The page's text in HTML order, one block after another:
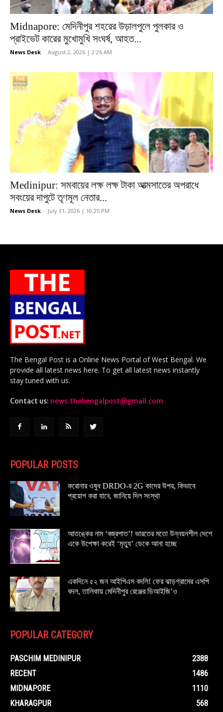
Midnapore: মেদিনীপুর শহরের উড়ালপুলে পুলকার ও
প্রাইভেট কারের মুখোমুখি সংঘর্ষ, আহত...
News Desk - August 2, 2026 | 2:26 AM
Medinipur: সমবায়ের লক্ষ লক্ষ টাকা আত্মসাতের অপরাধে
সবংয়ের দাপুটে তৃণমূল নেতার...
News Desk - July 31, 2026 | 10:25 PM
The Bengal Post is a Online News Portal of West Bengal. We
provide all latest news here. To get all latest news instantly
stay tuned with us.
Contact us: news.thebengalpost@gmail.com
POPULAR POSTS
করোনার ওষুধ DRDO-র 2G কাদের উপর, কিভাবে
প্রয়োগ করা যাবে, জানিয়ে দিল সংস্থা
আতঙ্কের নাম ‘বজ্রপাত’! ভারতের মতো উন্নয়নশীল দেশে
একে উপেক্ষা করেই ‘মৃত্যু’ ডেকে আনা হচ্ছে
একদিনে ৫২ জন আইপিএস বদলি! ফের ঝাড়গ্রামের এসপি
বদল, তালিকায় মেদিনীপুর রেঞ্জের ডিআইজি’ও
POPULAR CATEGORY
PASCHIM MEDINIPUR
2388
RECENT
1486
MIDNAPORE
1110
KHARAGPUR
568